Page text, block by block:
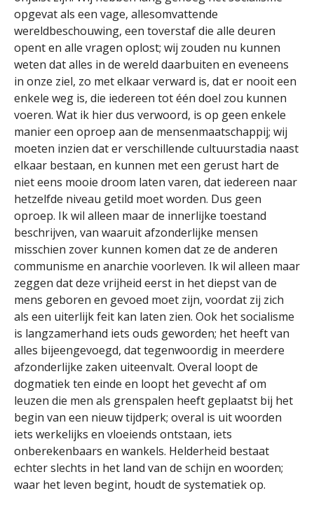
opgevat als een vage, allesomvattende
wereldbeschouwing, een toverstaf die alle deuren
opent en alle vragen oplost; wij zouden nu kunnen
weten dat alles in de wereld daarbuiten en eveneens
in onze ziel, zo met elkaar verward is, dat er nooit een
enkele weg is, die iedereen tot één doel zou kunnen
voeren. Wat ik hier dus verwoord, is op geen enkele
manier een oproep aan de mensenmaatschappij; wij
moeten inzien dat er verschillende cultuurstadia naast
elkaar bestaan, en kunnen met een gerust hart de
niet eens mooie droom laten varen, dat iedereen naar
hetzelfde niveau getild moet worden. Dus geen
oproep. Ik wil alleen maar de innerlijke toestand
beschrijven, van waaruit afzonderlijke mensen
misschien zover kunnen komen dat ze de anderen
communisme en anarchie voorleven. Ik wil alleen maar
zeggen dat deze vrijheid eerst in het diepst van de
mens geboren en gevoed moet zijn, voordat zij zich
als een uiterlijk feit kan laten zien. Ook het socialisme
is langzamerhand iets ouds geworden; het heeft van
alles bijeengevoegd, dat tegenwoordig in meerdere
afzonderlijke zaken uiteenvalt. Overal loopt de
dogmatiek ten einde en loopt het gevecht af om
leuzen die men als grenspalen heeft geplaatst bij het
begin van een nieuw tijdperk; overal is uit woorden
iets werkelijks en vloeiends ontstaan, iets
onberekenbaars en wankels. Helderheid bestaat
echter slechts in het land van de schijn en woorden;
waar het leven begint, houdt de systematiek op.